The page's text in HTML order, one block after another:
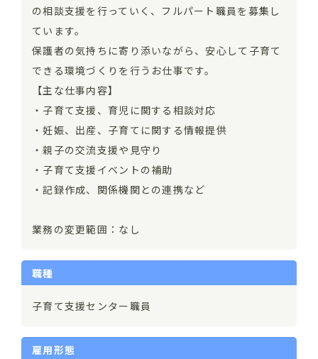
の相談支援を行っていく、フルパート職員を募集し
ています。
保護者の気持ちに寄り添いながら、安心して子育て
できる環境づくりを行うお仕事です。
【主な仕事内容】
・子育て支援、育児に関する相談対応
・妊娠、出産、子育てに関する情報提供
・親子の交流支援や見守り
・子育て支援イベントの補助
・記録作成、関係機関との連携など
業務の変更範囲：なし
職種
子育て支援センター職員
雇用形態